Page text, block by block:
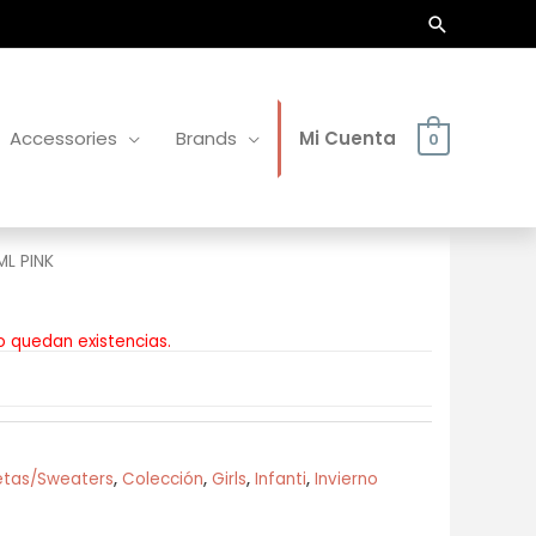
Buscar
Accessories Brands Mi Cuenta 0
PINK
quedan existencias.
Sweaters, Colección, Girls, Infanti, Invierno